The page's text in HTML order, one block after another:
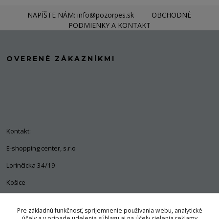
NAPÍŠTE NÁM: info@pozorpes.sk
OBCHODNÉ
PODMIENKY A KONTAKT
OVERENÉ ZÁKAZNÍKMI
Kontakt:
E-shopping center, s.r.o
Lorinčícka 34/19
Košice
+421 903 563 637
Pre základnú funkčnosť, spríjemnenie používania webu, analytické